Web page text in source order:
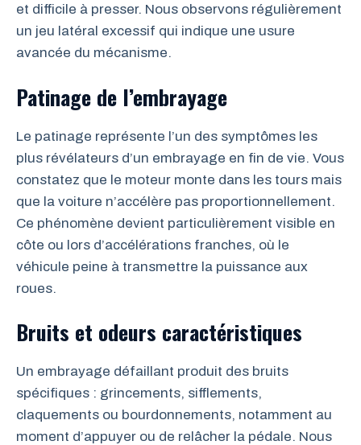
et difficile à presser. Nous observons régulièrement
un jeu latéral excessif qui indique une usure
avancée du mécanisme.
Patinage de l’embrayage
Le patinage représente l’un des symptômes les
plus révélateurs d’un embrayage en fin de vie. Vous
constatez que le moteur monte dans les tours mais
que la voiture n’accélère pas proportionnellement.
Ce phénomène devient particulièrement visible en
côte ou lors d’accélérations franches, où le
véhicule peine à transmettre la puissance aux
roues.
Bruits et odeurs caractéristiques
Un embrayage défaillant produit des bruits
spécifiques : grincements, sifflements,
claquements ou bourdonnements, notamment au
moment d’appuyer ou de relâcher la pédale. Nous